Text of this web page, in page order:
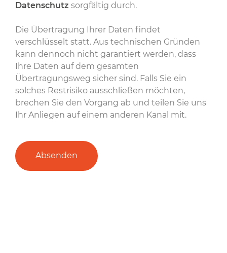
Datenschutz sorgfältig durch.
Die Übertragung Ihrer Daten findet
verschlüsselt statt. Aus technischen Gründen
kann dennoch nicht garantiert werden, dass
Ihre Daten auf dem gesamten
Übertragungsweg sicher sind. Falls Sie ein
solches Restrisiko ausschließen möchten,
brechen Sie den Vorgang ab und teilen Sie uns
Ihr Anliegen auf einem anderen Kanal mit.
Absenden